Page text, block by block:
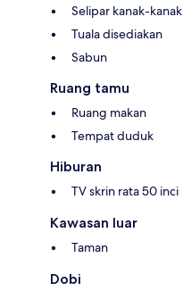
Selipar kanak-kanak
Tuala disediakan
Sabun
Ruang tamu
Ruang makan
Tempat duduk
Hiburan
TV skrin rata 50 inci
Kawasan luar
Taman
Dobi